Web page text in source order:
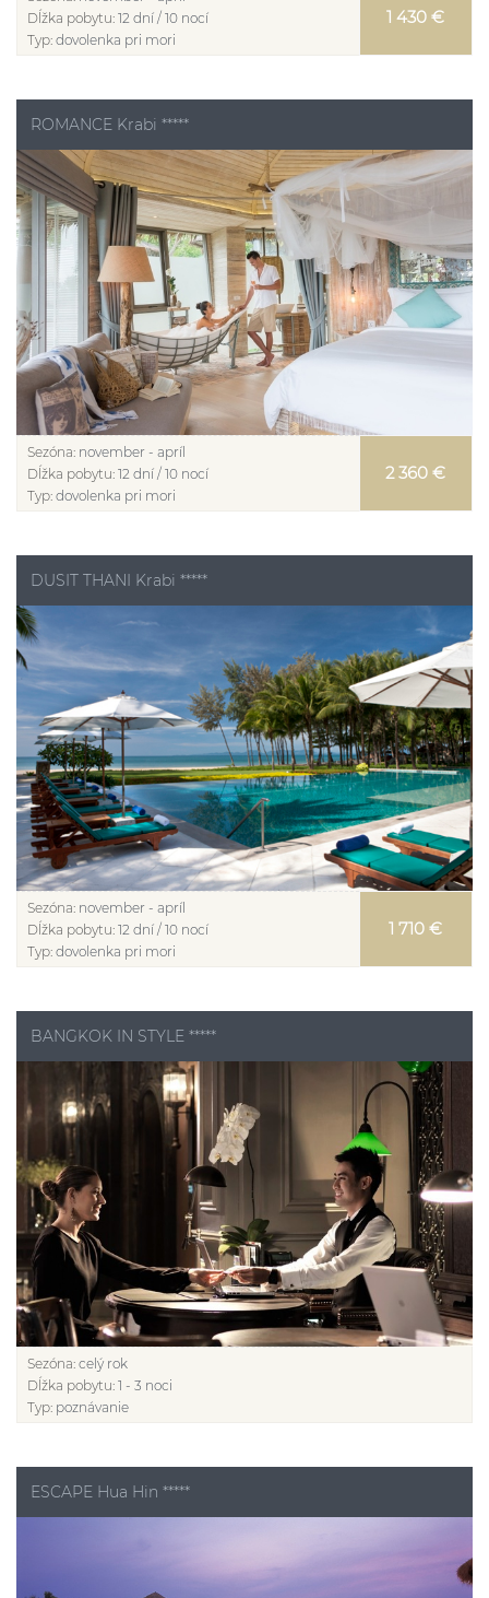
Dĺžka pobytu: 12 dní / 10 nocí
Typ: dovolenka pri mori
1 430 €
ROMANCE Krabi *****
Sezóna: november - apríl
Dĺžka pobytu: 12 dní / 10 nocí
Typ: dovolenka pri mori
2 360 €
DUSIT THANI Krabi *****
Sezóna: november - apríl
Dĺžka pobytu: 12 dní / 10 nocí
Typ: dovolenka pri mori
1 710 €
BANGKOK IN STYLE *****
Sezóna: celý rok
Dĺžka pobytu: 1 - 3 noci
Typ: poznávanie
ESCAPE Hua Hin *****